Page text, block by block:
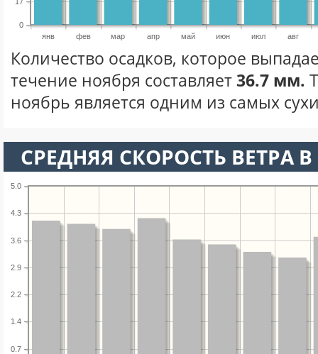
янв фев мар апр май июн июл авг
0
Количество осадков, которое
течение ноября составляет36.7 мм.
ноябрь является одним из самых
СРЕДНЯЯ СКОРОСТЬ ВЕТРА
0.7
1.4
2.2
2.9
3.6
4.3
5.0